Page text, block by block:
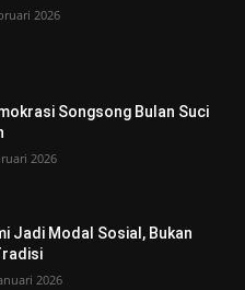
2026
Songsong Bulan Suci
2026
Jadi Modal Sosial, Bukan
2026